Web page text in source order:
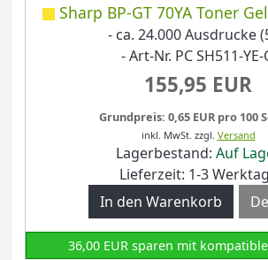
Sharp BP-GT 70YA Toner
- ca. 24.000 Ausdrucke
- Art-Nr. PC SH511-YE-
155,95 EUR
Grundpreis: 0,65 EUR pro 100
inkl. MwSt. zzgl. Versand
Lagerbestand: Auf
Lieferzeit: 1-3
36,00 EUR sparen mit